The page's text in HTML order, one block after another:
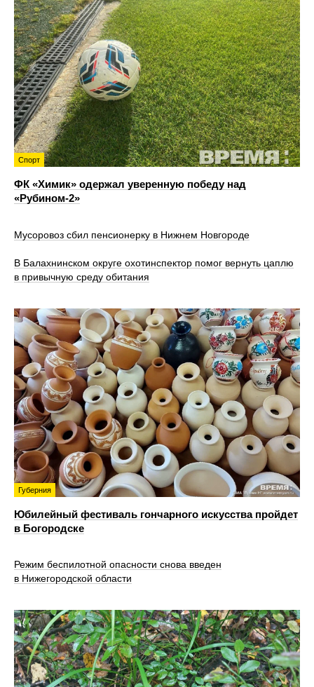
Спорт
ФК «Химик» одержал уверенную победу над
«Рубином‑2»
Мусоровоз сбил пенсионерку в Нижнем Новгороде
В Балахнинском округе охотинспектор помог вернуть цаплю
в привычную среду обитания
Губерния
Юбилейный фестиваль гончарного искусства пройдет
в Богородске
Режим беспилотной опасности снова введен
в Нижегородской области